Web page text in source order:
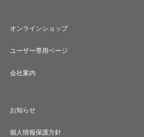
オンラインショップ
ユーザー専用ページ
会社案内
お知らせ
個人情報保護方針